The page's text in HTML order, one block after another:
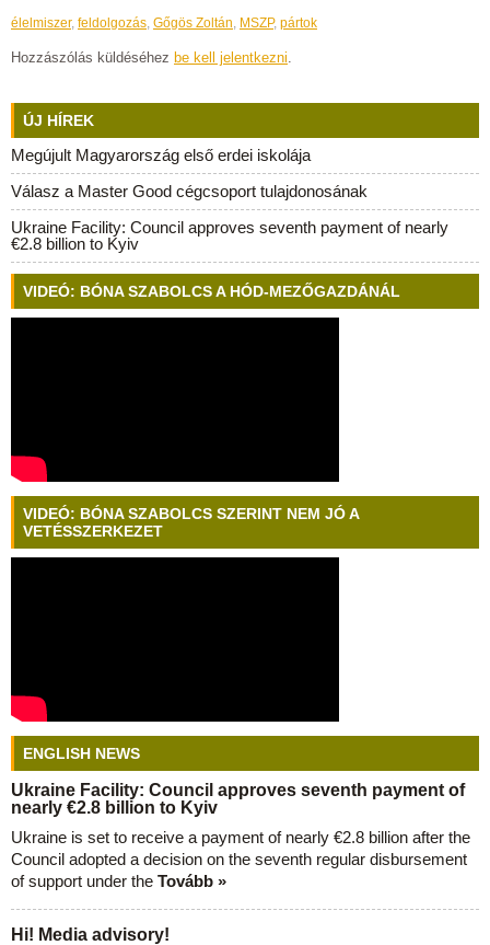
élelmiszer, feldolgozás, Gőgös Zoltán, MSZP, pártok
Hozzászólás küldéséhez be kell jelentkezni.
ÚJ HÍREK
Megújult Magyarország első erdei iskolája
Válasz a Master Good cégcsoport tulajdonosának
Ukraine Facility: Council approves seventh payment of nearly
€2.8 billion to Kyiv
VIDEÓ: BÓNA SZABOLCS A HÓD-MEZŐGAZDÁNÁL
VIDEÓ: BÓNA SZABOLCS SZERINT NEM JÓ A
VETÉSSZERKEZET
ENGLISH NEWS
Ukraine Facility: Council approves seventh payment of
nearly €2.8 billion to Kyiv
Ukraine is set to receive a payment of nearly €2.8 billion after the
Council adopted a decision on the seventh regular disbursement
of support under the Tovább »
Hi! Media advisory!